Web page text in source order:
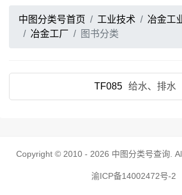
中图分类号首页 工业技术 冶金工
冶金工厂
图书分类
TF085 给水、排水
Copyright © 2010 - 2026 中图分类号查询 .
渝ICP备14002472号-2